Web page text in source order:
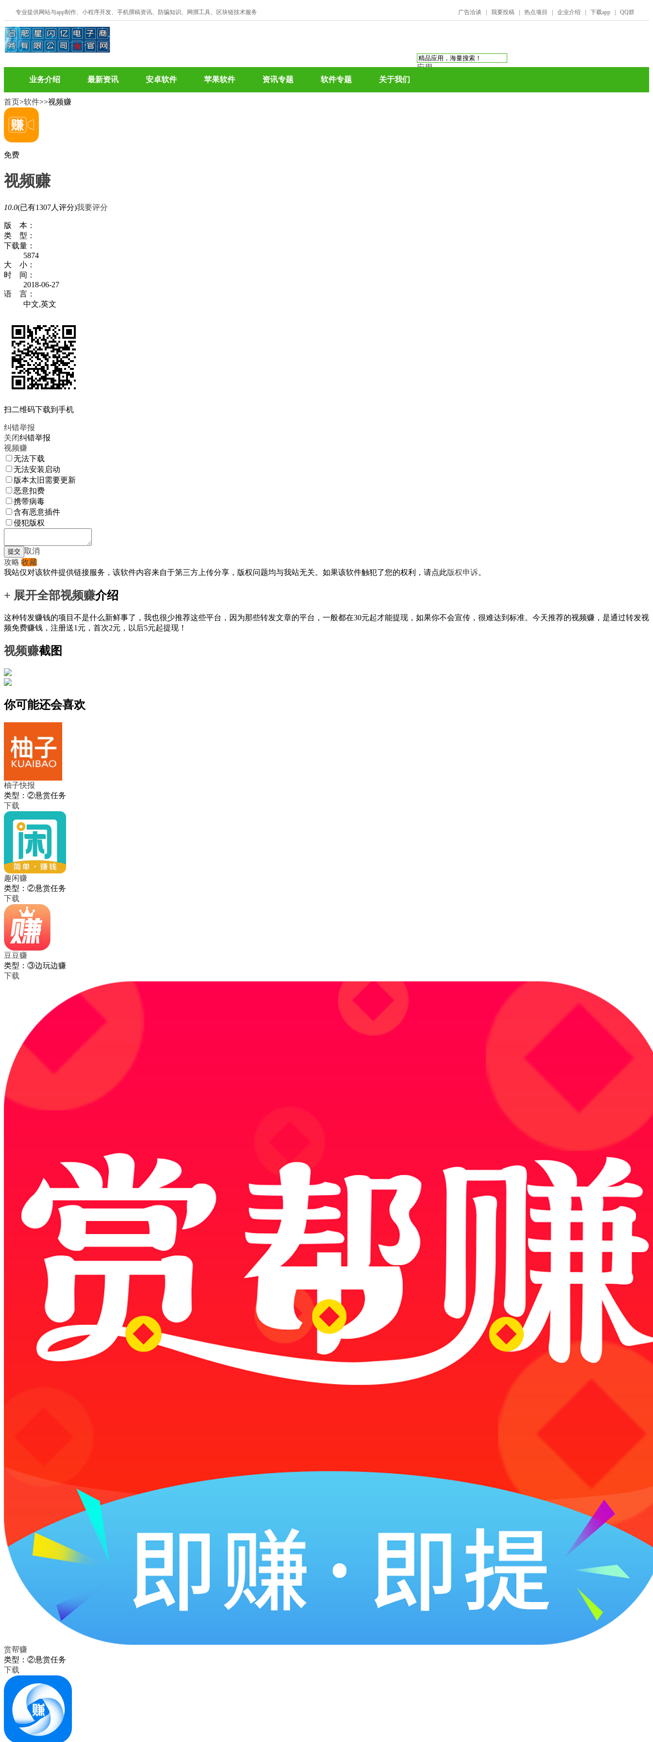
专业提供网站与app制作、小程序开发、手机撰稿资讯、防骗知识、网撰工具、区块链技术服务 广告洽谈 我要投稿 热点项目 企业介绍 下载app QQ群
应用
业务介绍 最新资讯 安卓软件 苹果软件 资讯专题 软件专题 关于我们
首页>软件>>视频赚
免费
视频赚
10.0(已有1307人评分)我要评分
版 本：
类 型：
下载量：
5874
大 小：
时 间：
2018-06-27
语 言：
中文,英文
扫二维码下载到手机
纠错举报
关闭纠错举报
视频赚
无法下载
无法安装启动
版本太旧需要更新
恶意扣费
携带病毒
含有恶意插件
侵犯版权
取消
攻略 收藏
我站仅对该软件提供链接服务，该软件内容来自于第三方上传分享，版权问题均与我站无关。如果该软件触犯了您的权利，请点此版权申诉。
+ 展开全部视频赚介绍
这种转发赚钱的项目不是什么新鲜事了，我也很少推荐这些平台，因为那些转发文章的平台，一般都在30元起才能提现，如果你不会宣传，很难达到标准。今天推荐的视频赚，是通过转发视
频免费赚钱，注册送1元，首次2元，以后5元起提现！
视频赚截图
你可能还会喜欢
柚子快报
类型：②悬赏任务
下载
趣闲赚
类型：②悬赏任务
下载
豆豆赚
类型：③边玩边赚
下载
赏帮赚
类型：②悬赏任务
下载